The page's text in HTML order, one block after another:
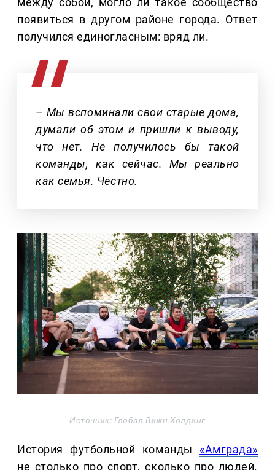
появиться в другом районе города. Ответ
получился единогласным: вряд ли.
– Мы вспоминали свои старые дома,
думали об этом и пришли к выводу,
что нет. Не получилось бы такой
команды, как сейчас. Мы реально
как семья. Честно.
Источник: Глобал Вижн Холдинг
История футбольной команды «Амграда»
не столько про спорт, сколько про людей.